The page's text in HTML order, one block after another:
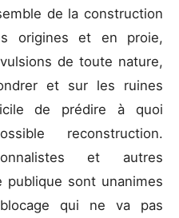
de la construction
origines et en proie,
de toute nature,
et sur les ruines
de prédire à quoi
reconstruction.
et autres
sont unanimes
qui ne va pas